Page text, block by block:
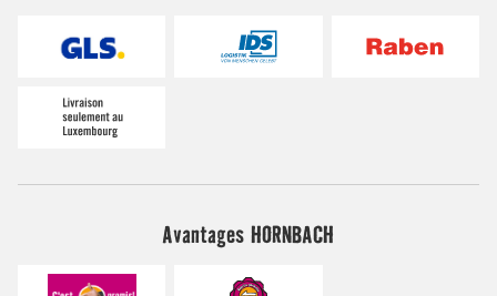
Avantages HORNBACH